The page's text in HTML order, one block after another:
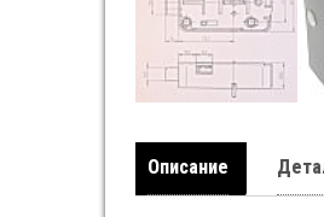
Описание